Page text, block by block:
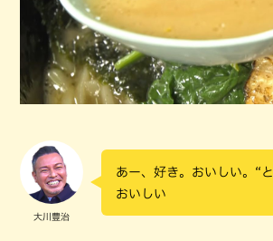
大川豊治
あー、好き。おいしい。“
おいしい